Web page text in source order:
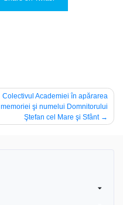
Colectivul Academiei în apărarea
memoriei şi numelui Domnitorului
Ştefan cel Mare şi Sfânt